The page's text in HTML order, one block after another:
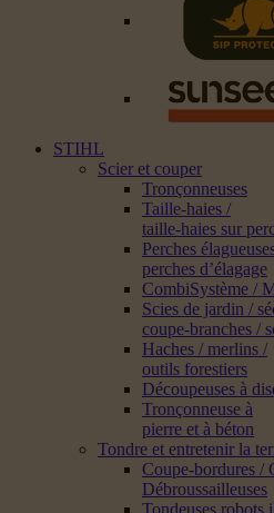
STIHL
Scier et couper
Tronçonneuses
Taille-haies /
taille-haies sur
Perches
perches d’élagage
CombiSystème /
Scies de jardin /
coupe-branches /
Haches / merlins /
outils forestiers
Découpeuses à
Tronçonneuse à
pierre et à béton
Tondre et entretenir la
Coupe-bordures /
Débroussailleuses
Tondeuses